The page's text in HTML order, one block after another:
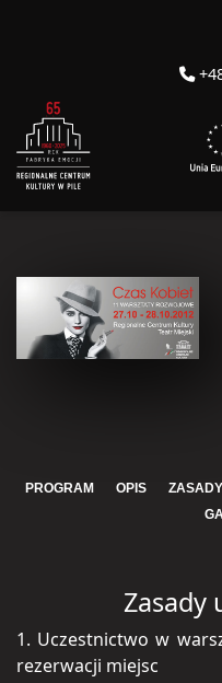
PROGRAM OPIS
Zasady
1. Uczestnictwo w
rezerwacji miejsc